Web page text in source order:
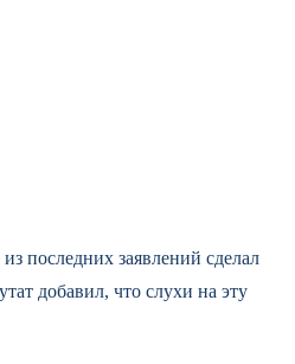
последних заявлений сделал
добавил, что слухи на эту